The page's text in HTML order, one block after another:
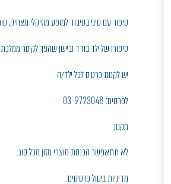
סיפור עם סיני בעיבוד למופע מוזיקלי מצחיק,
סיפורו של ילד בודד וביישן שהפך לקיסר ממלכת
יש לקנות כרטיס לכל ילד/ה
לפרטים: 03-9723048
תקנון:
לא תתאפשר הכנסת מוצרי מזון מכל סוג.
מדיניות ביטול כרטיסים: